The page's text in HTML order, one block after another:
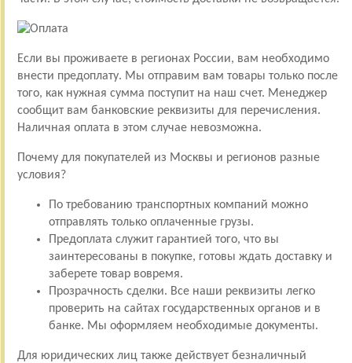
Если вы проживаете в регионах России, вам необходимо
внести предоплату. Мы отправим вам товары только после
того, как нужная сумма поступит на наш счет. Менеджер
сообщит вам банковские реквизиты для перечисления.
Наличная оплата в этом случае невозможна.
Почему для покупателей из Москвы и регионов разные
условия?
По требованию транспортных компаний можно
отправлять только оплаченные грузы.
Предоплата служит гарантией того, что вы
заинтересованы в покупке, готовы ждать доставку и
заберете товар вовремя.
Прозрачность сделки. Все наши реквизиты легко
проверить на сайтах государственных органов и в
банке. Мы оформляем необходимые документы.
Для юридических лиц также действует безналичный